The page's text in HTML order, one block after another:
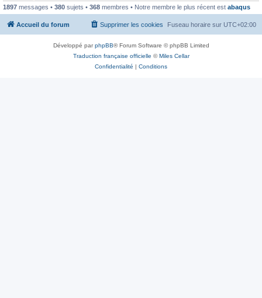
1897 messages • 380 sujets • 368 membres • Notre membre le plus récent est abaqus
Accueil du forum Fuseau horaire sur UTC+02:00
Supprimer les cookies
Développé parphpBB® Forum Software © phpBB Limited
Traduction française officielle ©Miles Cellar
Confidentialité | Conditions